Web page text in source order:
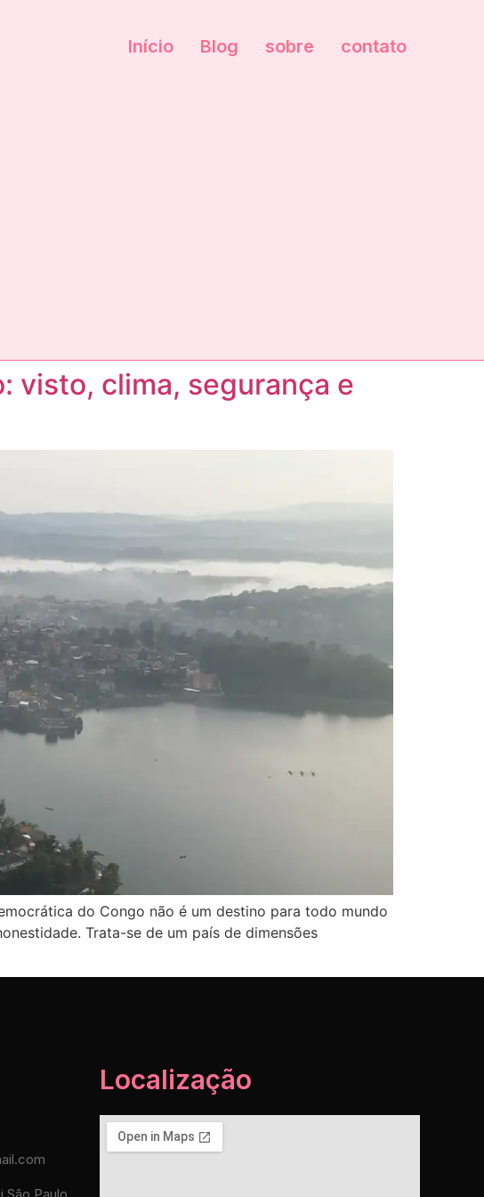
Início Blog sobre contato
visto, clima, segurança e
do Congo não é um destino para todo mundo
Trata-se de um país de dimensões
Localização